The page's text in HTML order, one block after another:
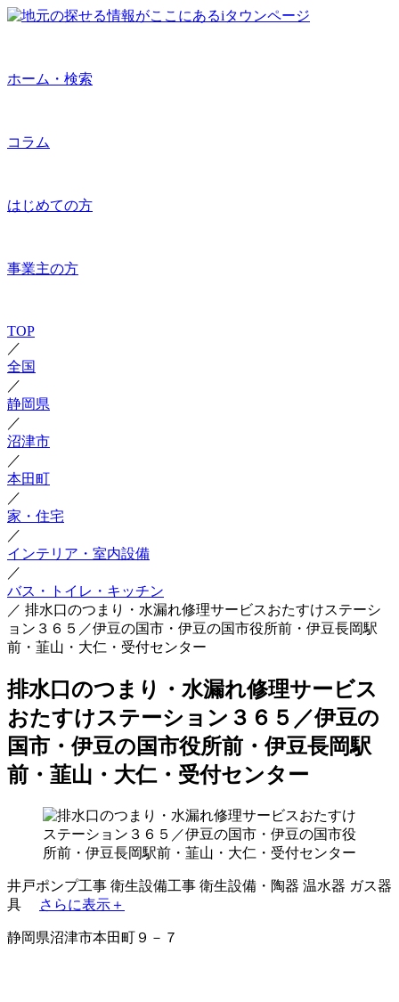
ホーム・検索
コラム
はじめての方
事業主の方
TOP
／
全国
／
静岡県
／
沼津市
／
本田町
／
家・住宅
／
インテリア・室内設備
／
バス・トイレ・キッチン
／ 排水口のつまり・水漏れ修理サービスおたすけステーシ
ョン３６５／伊豆の国市・伊豆の国市役所前・伊豆長岡駅
前・韮山・大仁・受付センター
排水口のつまり・水漏れ修理サービス
おたすけステーション３６５／伊豆の
国市・伊豆の国市役所前・伊豆長岡駅
前・韮山・大仁・受付センター
井戸ポンプ工事 衛生設備工事 衛生設備・陶器 温水器 ガス器
具
さらに表示＋
静岡県沼津市本田町９－７